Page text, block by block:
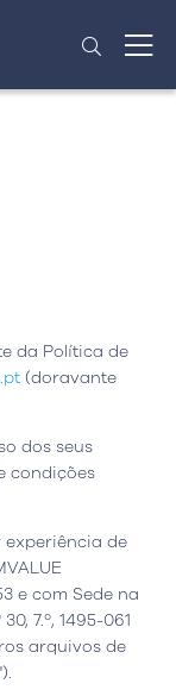
da Política de
(doravante
dos seus
condições
de
e com Sede na
7.º, 1495-061
arquivos de